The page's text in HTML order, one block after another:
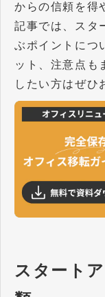
からの信頼を得
記事では、スタ
ぶポイントにつ
ット、注意点も
したい方はぜひ
スタート